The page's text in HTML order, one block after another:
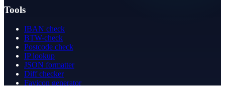
Tools
IBAN check
BTW-check
Postcode check
IP lookup
JSON formatter
Diff checker
Favicon generator